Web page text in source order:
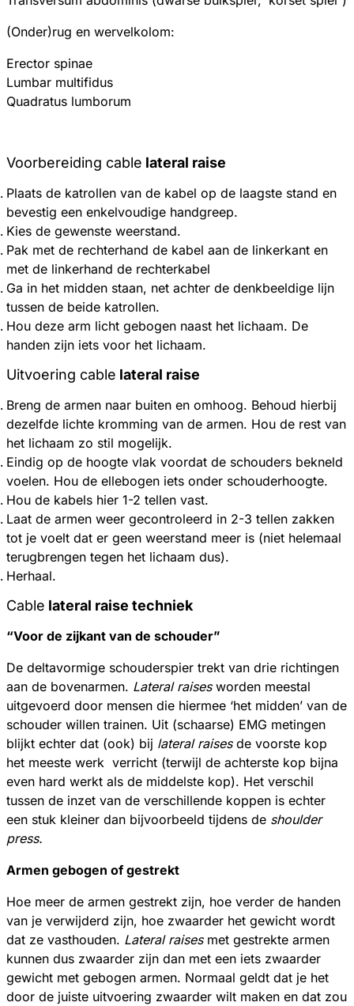
(Onder)rug en wervelkolom:
Erector spinae
Lumbar multifidus
Quadratus lumborum
Voorbereiding cable lateral raise
Plaats de katrollen van de kabel op de laagste stand en
bevestig een enkelvoudige handgreep.
Kies de gewenste weerstand.
Pak met de rechterhand de kabel aan de linkerkant en
met de linkerhand de rechterkabel
Ga in het midden staan, net achter de denkbeeldige lijn
tussen de beide katrollen.
Hou deze arm licht gebogen naast het lichaam. De
handen zijn iets voor het lichaam.
Uitvoering cable lateral raise
Breng de armen naar buiten en omhoog. Behoud hierbij
dezelfde lichte kromming van de armen. Hou de rest van
het lichaam zo stil mogelijk.
Eindig op de hoogte vlak voordat de schouders bekneld
voelen. Hou de ellebogen iets onder schouderhoogte.
Hou de kabels hier 1-2 tellen vast.
Laat de armen weer gecontroleerd in 2-3 tellen zakken
tot je voelt dat er geen weerstand meer is (niet helemaal
terugbrengen tegen het lichaam dus).
Herhaal.
Cable lateral raise techniek
“Voor de zijkant van de schouder”
De deltavormige schouderspier trekt van drie richtingen
aan de bovenarmen. Lateral raises worden meestal
uitgevoerd door mensen die hiermee ‘het midden’ van de
schouder willen trainen. Uit (schaarse) EMG metingen
blijkt echter dat (ook) bij lateral raisesde voorste kop
het meeste werk verricht (terwijl de achterste kop bijna
even hard werkt als de middelste kop). Het verschil
tussen de inzet van de verschillende koppen is echter
een stuk kleiner dan bijvoorbeeld tijdens de shoulder
press.
Armen gebogen of gestrekt
Hoe meer de armen gestrekt zijn, hoe verder de handen
van je verwijderd zijn, hoe zwaarder het gewicht wordt
dat ze vasthouden. Lateral raisesmet gestrekte armen
kunnen dus zwaarder zijn dan met een iets zwaarder
gewicht met gebogen armen. Normaal geldt dat je het
door de juiste uitvoering zwaarder wilt maken en dat zou